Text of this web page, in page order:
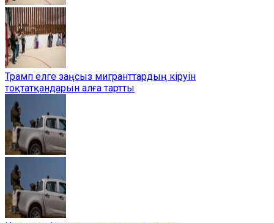
Трамп елге заңсыз мигранттардың кіруін
тоқтатқандарын алға тартты